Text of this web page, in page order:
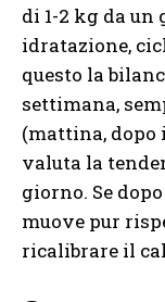
di 1-2 kg da un
idratazione,
questo la
settimana,
(mattina, dopo
valuta la
giorno. Se
muove pur
ricalibrare il